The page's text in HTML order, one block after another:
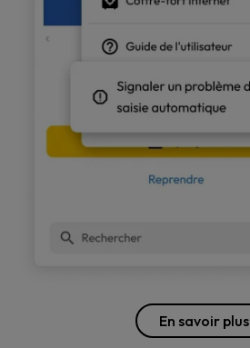
En savoir plus